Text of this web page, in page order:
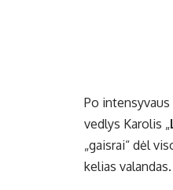
Po
vedlys Karolis „
„gaisrai“ dėl
kelias valandas.